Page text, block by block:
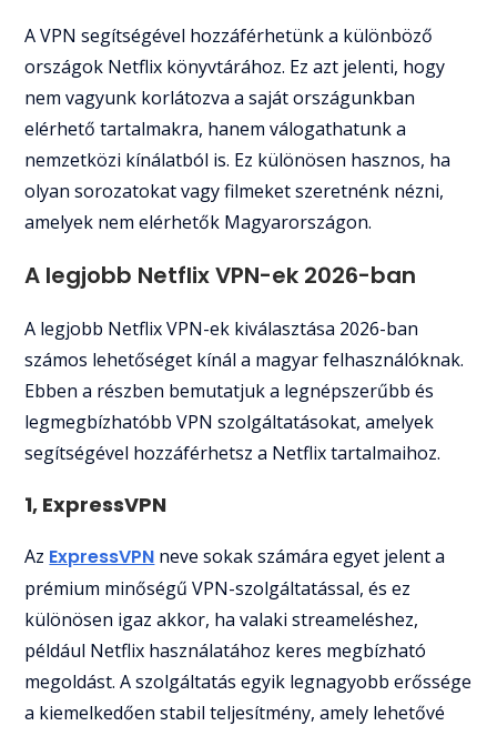
A VPN segítségével hozzáférhetünk a különböző
országok Netflix könyvtárához. Ez azt jelenti, hogy
nem vagyunk korlátozva a saját országunkban
elérhető tartalmakra, hanem válogathatunk a
nemzetközi kínálatból is. Ez különösen hasznos, ha
olyan sorozatokat vagy filmeket szeretnénk nézni,
amelyek nem elérhetők Magyarországon.
A legjobb Netflix VPN-ek 2026-ban
A legjobb Netflix VPN-ek kiválasztása 2026-ban
számos lehetőséget kínál a magyar felhasználóknak.
Ebben a részben bemutatjuk a legnépszerűbb és
legmegbízhatóbb VPN szolgáltatásokat, amelyek
segítségével hozzáférhetsz a Netflix tartalmaihoz.
1, ExpressVPN
Az ExpressVPN neve sokak számára egyet jelent a
prémium minőségű VPN-szolgáltatással, és ez
különösen igaz akkor, ha valaki streameléshez,
például Netflix használatához keres megbízható
megoldást. A szolgáltatás egyik legnagyobb erőssége
a kiemelkedően stabil teljesítmény, amely lehetővé